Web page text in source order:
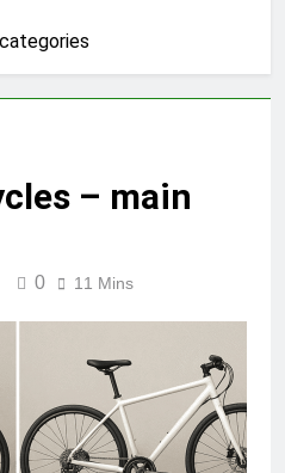
– main
0 11 Mins